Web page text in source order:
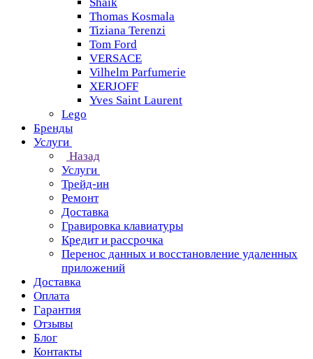
Thomas Kosmala
Tiziana Terenzi
Tom Ford
VERSACE
Vilhelm Parfumerie
XERJOFF
Yves Saint Laurent
Lego
Бренды
Услуги
Назад
Услуги
Трейд-ин
Ремонт
Доставка
Гравировка клавиатуры
Кредит и рассрочка
Перенос данных и восстановление удаленных
приложений
Доставка
Оплата
Гарантия
Отзывы
Блог
Контакты